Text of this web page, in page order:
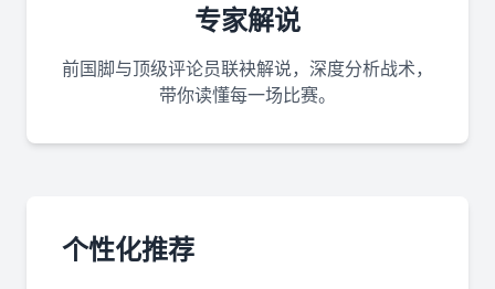
专家解说
前国脚与顶级评论员联袂解说，深度分析战术，
带你读懂每一场比赛。
个性化推荐